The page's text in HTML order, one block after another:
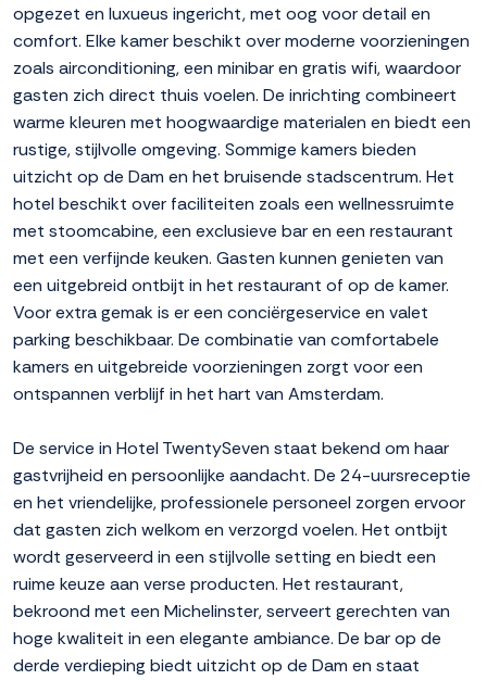
opgezet en luxueus ingericht, met oog voor detail en
comfort. Elke kamer beschikt over moderne voorzieningen
zoals airconditioning, een minibar en gratis wifi, waardoor
gasten zich direct thuis voelen. De inrichting combineert
warme kleuren met hoogwaardige materialen en biedt een
rustige, stijlvolle omgeving. Sommige kamers bieden
uitzicht op de Dam en het bruisende stadscentrum. Het
hotel beschikt over faciliteiten zoals een wellnessruimte
met stoomcabine, een exclusieve bar en een restaurant
met een verfijnde keuken. Gasten kunnen genieten van
een uitgebreid ontbijt in het restaurant of op de kamer.
Voor extra gemak is er een conciërgeservice en valet
parking beschikbaar. De combinatie van comfortabele
kamers en uitgebreide voorzieningen zorgt voor een
ontspannen verblijf in het hart van Amsterdam.
De service in Hotel TwentySeven staat bekend om haar
gastvrijheid en persoonlijke aandacht. De 24-uursreceptie
en het vriendelijke, professionele personeel zorgen ervoor
dat gasten zich welkom en verzorgd voelen. Het ontbijt
wordt geserveerd in een stijlvolle setting en biedt een
ruime keuze aan verse producten. Het restaurant,
bekroond met een Michelinster, serveert gerechten van
hoge kwaliteit in een elegante ambiance. De bar op de
derde verdieping biedt uitzicht op de Dam en staat